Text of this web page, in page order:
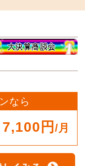
なら
7,100円 /月